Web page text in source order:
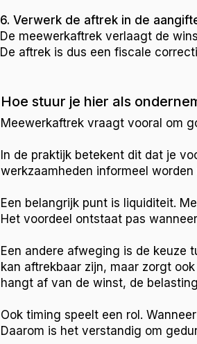
6. Verwerk de aftrek in de
De meewerkaftrek verlaagt de
De aftrek is dus een fiscale
Hoe stuur je hier als
Meewerkaftrek vraagt vooral om
In de praktijk betekent dit dat je
werkzaamheden informeel
Een belangrijk punt is liquiditeit.
Het voordeel ontstaat pas
Een andere afweging is de keuze
kan aftrekbaar zijn, maar zorgt
hangt af van de winst, de
Ook timing speelt een rol.
Daarom is het verstandig om